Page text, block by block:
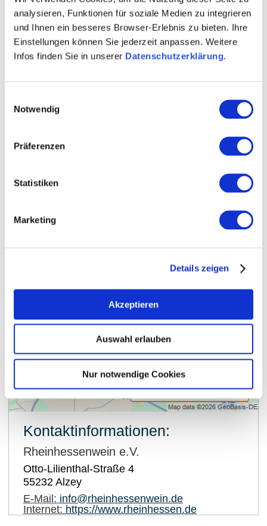
analysieren, Funktionen für soziale Medien zu integrieren
und Ihnen ein besseres Browser-Erlebnis zu bieten. Ihre
Einstellungen können Sie jederzeit anpassen. Weitere
Infos finden Sie in unserer Datenschutzerklärung.
Notwendig
Präferenzen
Statistiken
Marketing
Details zeigen
Akzeptieren
Auswahl erlauben
Nur notwendige Cookies
Kontakt
auf Karte anzeigen
Kontaktinformationen:
Rheinhessenwein e.V.
Otto-Lilienthal-Straße 4
55232 Alzey
E-Mail: info@rheinhessenwein.de
Internet: https://www.rheinhessen.de